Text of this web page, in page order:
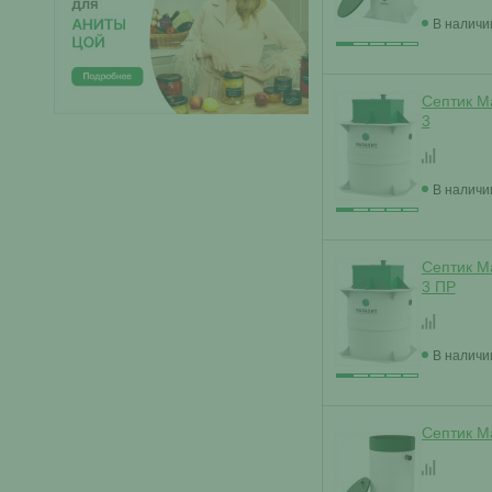
В
Септик
3
В
Септик
3 ПР
В
Септик